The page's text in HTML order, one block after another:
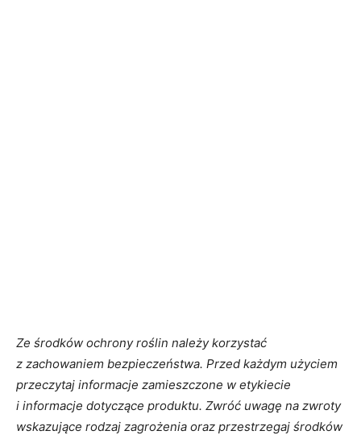
Ze środków ochrony roślin należy korzystać
z zachowaniem bezpieczeństwa. Przed każdym użyciem
przeczytaj informacje zamieszczone w etykiecie
i informacje dotyczące produktu. Zwróć uwagę na zwroty
wskazujące rodzaj zagrożenia oraz przestrzegaj środków